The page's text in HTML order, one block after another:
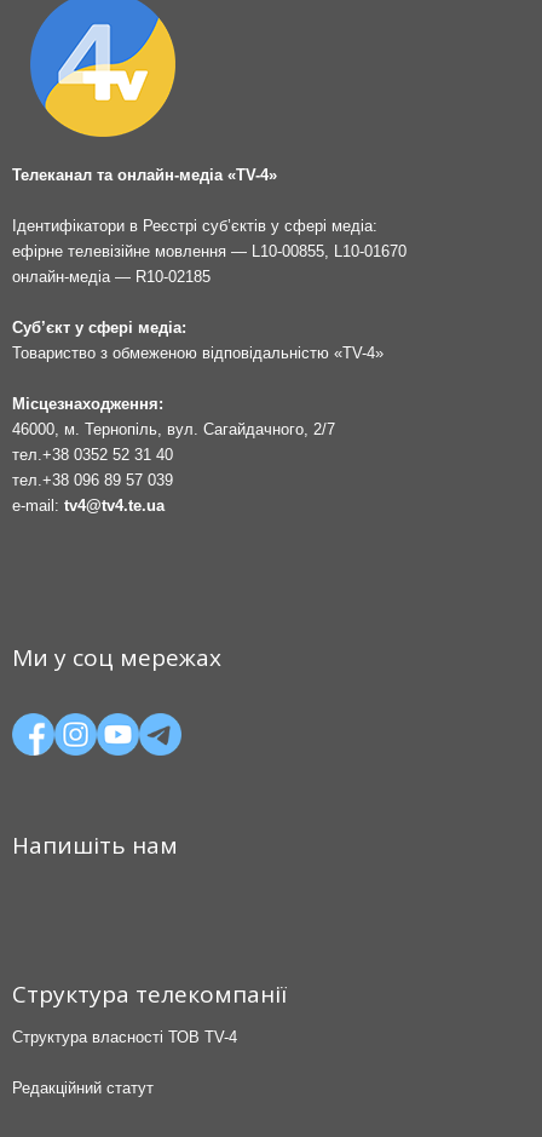
Телеканал та онлайн-медіа «TV-4»
Ідентифікатори в Реєстрі суб’єктів у сфері медіа:
ефірне телевізійне мовлення — L10-00855, L10-01670
онлайн-медіа — R10-02185
Суб’єкт у сфері медіа:
Товариство з обмеженою відповідальністю «TV-4»
Місцезнаходження:
46000, м. Тернопіль, вул. Сагайдачного, 2/7
тел. +38 0352 52 31 40
тел. +38 096 89 57 039
e-mail: tv4@tv4.te.ua
Ми у соц мережах
Напишіть нам
Структура телекомпанії
Структура власності ТОВ TV-4
Редакційний статут